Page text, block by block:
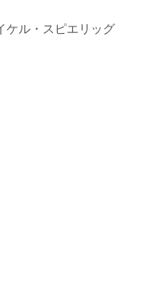
ケル・スピエリッグ